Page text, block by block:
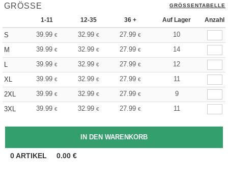
GRÖSSE GRÖSSENTABELLE
1-11 12-35 36 + Auf Lager Anzahl
S 39.99 € 32.99 € 27.99 €
10
M
39.99 € 32.99 € 27.99 €
14
L
39.99 € 32.99 € 27.99 €
12
XL
39.99 € 32.99 € 27.99 €
11
2XL
39.99 € 32.99 € 27.99 €
9
3XL
39.99 € 32.99 € 27.99 € 11
0ARTIKEL 0.00 €